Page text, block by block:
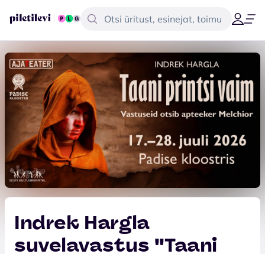
Indrek Hargla
suvelavastus ''Taani